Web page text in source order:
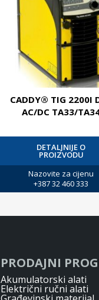
CADDY® TIG 2200I
AC/DC TA33/
DETALJNIJE O
PROIZVODU
Nazovite za cijenu
+387 32 460 333
PRODAJNI
Akumulatorski alati
Električni ručni alati